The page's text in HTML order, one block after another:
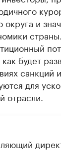
округа и
будет
санкций
для
отрасли.